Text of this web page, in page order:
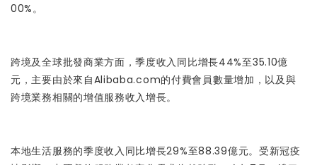
00%。
跨境及全球批發商業方面，季度收入同比增長44%至35.10億
元，主要由於來自Alibaba.com的付費會員數量增加，以及與
跨境業務相關的增值服務收入增長。
本地生活服務的季度收入同比增長29%至88.39億元。受新冠疫